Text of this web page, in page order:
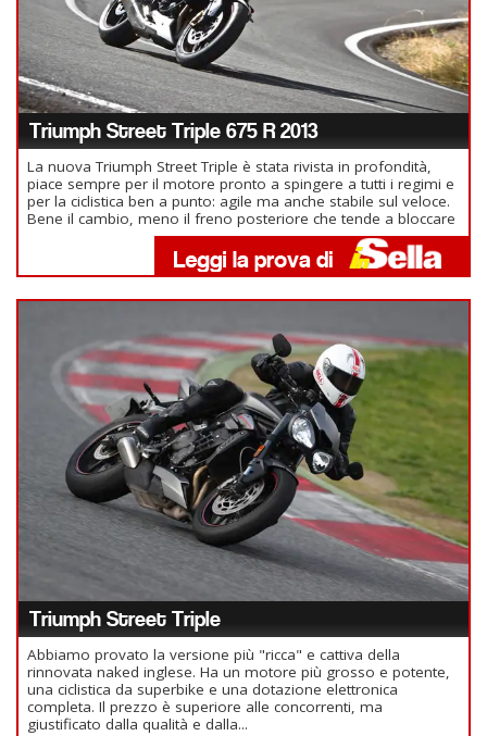
Triumph Street Triple 675 R 2013
La nuova Triumph Street Triple è stata rivista in profondità,
piace sempre per il motore pronto a spingere a tutti i regimi e
per la ciclistica ben a punto: agile ma anche stabile sul veloce.
Bene il cambio, meno il freno posteriore che tende a bloccare
Triumph Street Triple
Abbiamo provato la versione più "ricca" e cattiva della
rinnovata naked inglese. Ha un motore più grosso e potente,
una ciclistica da superbike e una dotazione elettronica
completa. Il prezzo è superiore alle concorrenti, ma
giustificato dalla qualità e dalla...